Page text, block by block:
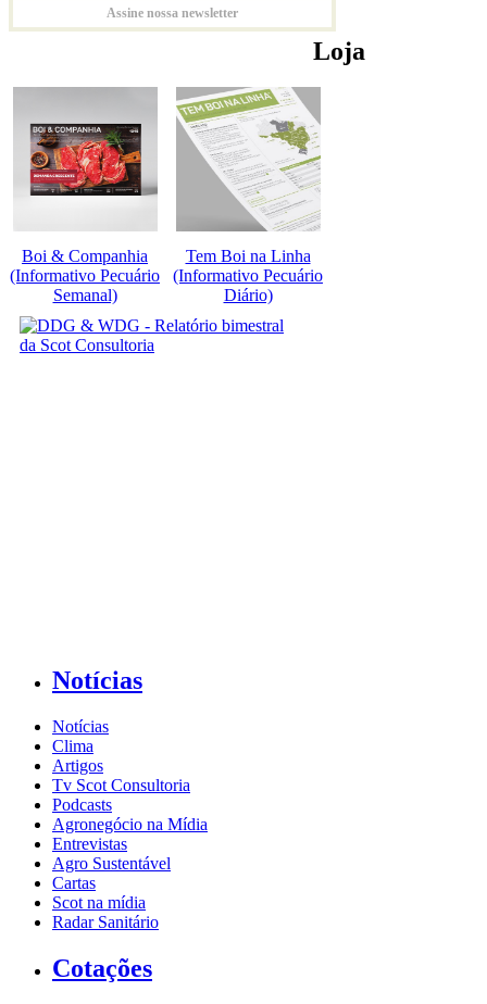
Assine nossa newsletter
Loja
Boi & Companhia
(Informativo Pecuário
Semanal)
Tem Boi na Linha
(Informativo Pecuário
Diário)
Notícias
Notícias
Clima
Artigos
Tv Scot Consultoria
Podcasts
Agronegócio na Mídia
Entrevistas
Agro Sustentável
Cartas
Scot na mídia
Radar Sanitário
Cotações